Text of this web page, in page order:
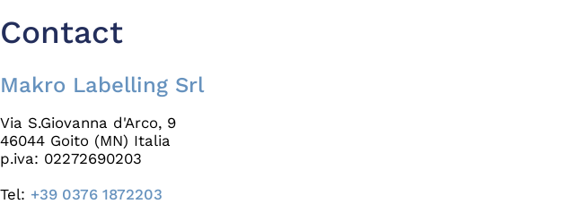
Contact
Makro Labelling Srl
Via S.Giovanna d'Arco, 9
46044 Goito (MN) Italia
p.iva: 02272690203
Tel: +39 0376 1872203